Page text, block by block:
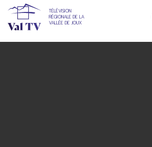
TÉLÉVISION
RÉGIONALE DE LA
VALLÉE DE JOUX